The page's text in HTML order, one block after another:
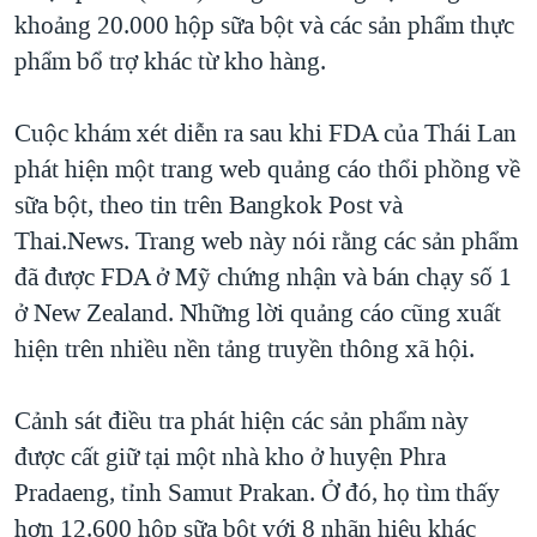
khoảng 20.000 hộp sữa bột và các sản phẩm thực
phẩm bổ trợ khác từ kho hàng.
Cuộc khám xét diễn ra sau khi FDA của Thái Lan
phát hiện một trang web quảng cáo thổi phồng về
sữa bột, theo tin trên Bangkok Post và
Thai.News. Trang web này nói rằng các sản phẩm
đã được FDA ở Mỹ chứng nhận và bán chạy số 1
ở New Zealand. Những lời quảng cáo cũng xuất
hiện trên nhiều nền tảng truyền thông xã hội.
Cảnh sát điều tra phát hiện các sản phẩm này
được cất giữ tại một nhà kho ở huyện Phra
Pradaeng, tỉnh Samut Prakan. Ở đó, họ tìm thấy
hơn 12.600 hộp sữa bột với 8 nhãn hiệu khác